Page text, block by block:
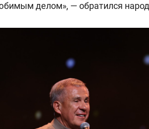
делом», — обратился